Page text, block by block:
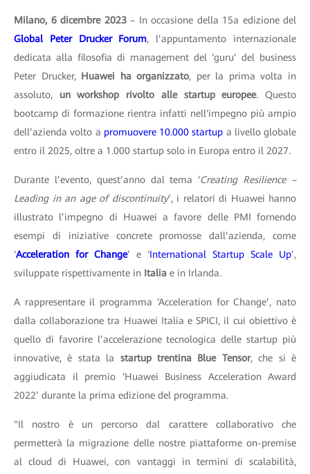
Milano, 6 dicembre 2023– In occasione della 15a edizione del
Global Peter Drucker Forum, l’appuntamento internazionale
dedicata alla filosofia di management del ‘guru’ del business
Peter Drucker, Huawei ha organizzato, per la prima volta in
assoluto, un workshop rivolto alle startup europee. Questo
bootcamp di formazione rientra infatti nell'impegno più ampio
dell’azienda volto a promuovere 10.000 startup a livello globale
entro il 2025, oltre a 1.000 startup solo in Europa entro il 2027.
Durante l’evento, quest’anno dal tema ‘Creating Resilience –
Leading in an age of discontinuity’, i relatori di Huawei hanno
illustrato l’impegno di Huawei a favore delle PMI fornendo
esempi di iniziative concrete promosse dall’azienda, come
‘Acceleration for Change’ e ‘International Startup Scale Up’,
sviluppate rispettivamente in Italia e in Irlanda.
A rappresentare il programma ‘Acceleration for Change’, nato
dalla collaborazione tra Huawei Italia e SPICI, il cui obiettivo è
quello di favorire l’accelerazione tecnologica delle startup più
innovative, è stata la startup trentina Blue Tensor, che si è
aggiudicata il premio ‘Huawei Business Acceleration Award
2022’ durante la prima edizione del programma.
"Il nostro è un percorso dal carattere collaborativo che
permetterà la migrazione delle nostre piattaforme on-premise
al cloud di Huawei, con vantaggi in termini di scalabilità,